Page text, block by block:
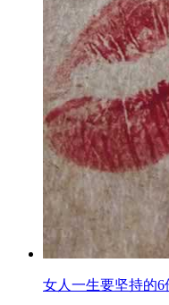
女人一生要坚持的